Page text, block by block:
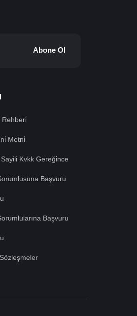
Abone Ol
Rehberi̇
Metni̇
Kvkk Gereği̇nce
Başvuru
Başvuru